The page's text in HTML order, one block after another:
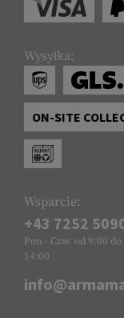
Wysyłka:
ON-SITE
Wsparcie:
+43 7252
Pon - Czw. od 9:00
14:00